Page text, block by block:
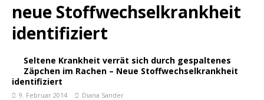
neue Stoffwechselkrankheit
identifiziert
Seltene Krankheit verrät sich durch gespaltenes
Zäpchen im Rachen – Neue Stoffwechselkrankheit
identifiziert
9. Februar 2014 Diana Sander